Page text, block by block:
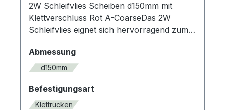
2W Schleifvlies Scheiben d150mm mit
Klettverschluss Rot A-CoarseDas 2W
Schleifvlies eignet sich hervorragend zum
verschiedenen Materialen.Ein dekorativen
Strichbild auf allen Eisen- und
und Holzarten lässt sich mit diesen
Schleifvlies ebenso erzielen.Diese
Abmessungauswählen
d150mm
Befestigungsart
Klettrücken